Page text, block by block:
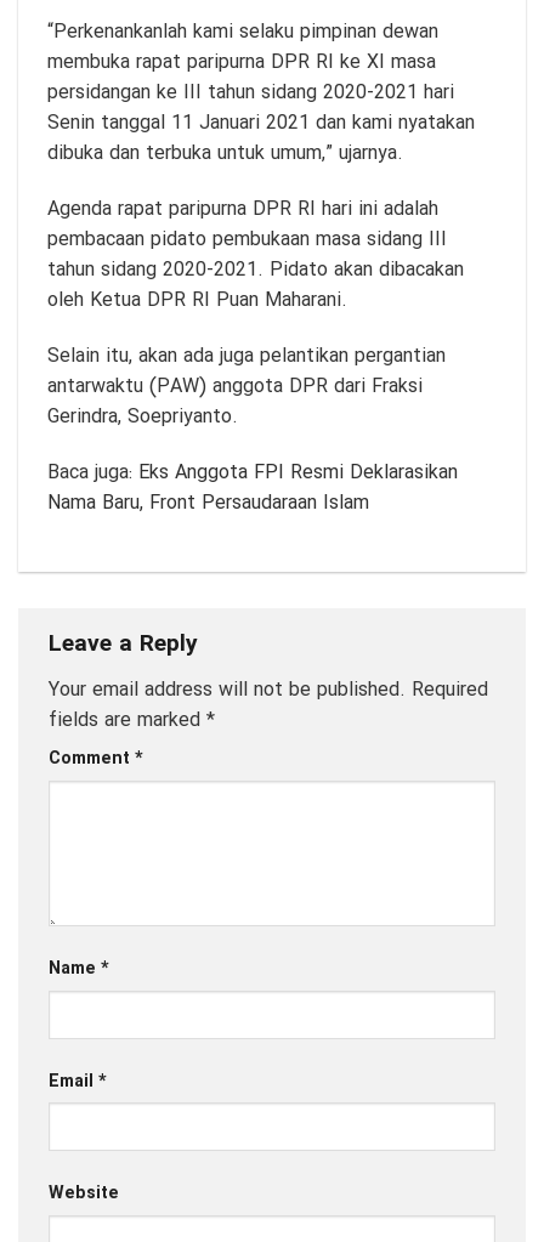
“Perkenankanlah kami selaku pimpinan dewan
membuka rapat paripurna DPR RI ke XI masa
persidangan ke III tahun sidang 2020-2021 hari
Senin tanggal 11 Januari 2021 dan kami nyatakan
dibuka dan terbuka untuk umum,” ujarnya.
Agenda rapat paripurna DPR RI hari ini adalah
pembacaan pidato pembukaan masa sidang III
tahun sidang 2020-2021. Pidato akan dibacakan
oleh Ketua DPR RI Puan Maharani.
Selain itu, akan ada juga pelantikan pergantian
antarwaktu (PAW) anggota DPR dari Fraksi
Gerindra, Soepriyanto.
Baca juga: Eks Anggota FPI Resmi Deklarasikan
Nama Baru, Front Persaudaraan Islam
Leave a Reply
Your email address will not be published. Required
fields are marked *
Comment *
Name *
Email *
Website